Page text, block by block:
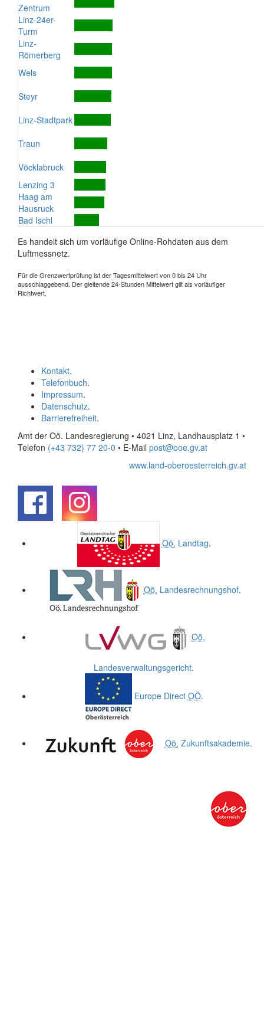
Zentrum
Linz-24er-
Turm
Linz-
Römerberg
Wels
Steyr
Linz-Stadtpark
Traun
Vöcklabruck
Lenzing 3
Haag am
Hausruck
Bad Ischl
Es handelt sich um vorläufige Online-Rohdaten aus dem
Luftmessnetz.
Für die Grenzwertprüfung ist der Tagesmittelwert von 0 bis 24 Uhr
ausschlaggebend. Der gleitende 24-Stunden Mittelwert gilt als vorläufiger
Richtwert.
Kontakt.
Telefonbuch.
Impressum.
Datenschutz.
Barrierefreiheit.
Amt der Oö. Landesregierung • 4021 Linz, Landhausplatz 1 •
Telefon (+43 732) 77 20-0 • E-Mail post@ooe.gv.at
www.land-oberoesterreich.gv.at
Oö. Landtag.
Oö. Landesrechnungshof.
Oö.
Landesverwaltungsgericht.
Europe Direct OÖ.
Oö. Zukunftsakademie.